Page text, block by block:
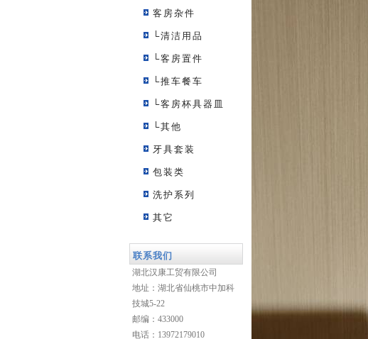
客房杂件
└清洁用品
└客房置件
└推车餐车
└客房杯具器皿
└其他
牙具套装
包装类
洗护系列
其它
联系我们
湖北汉康工贸有限公司
地址：湖北省仙桃市中加科
技城5-22
邮编：433000
电话：13972179010